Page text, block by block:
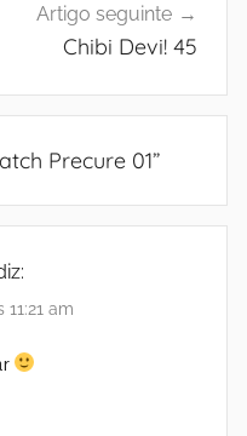
Artigo seguinte
Chibi Devi! 45
Precure 01”
11:21 am